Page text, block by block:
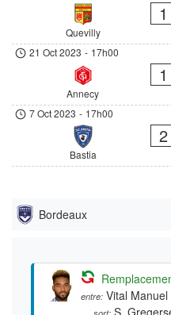
Quevilly
1
21 Oct 2023 - 17h00
Annecy
1
7 Oct 2023 - 17h00
Bastia
2
Bordeaux
entre: Vital Manuel
sort: S.